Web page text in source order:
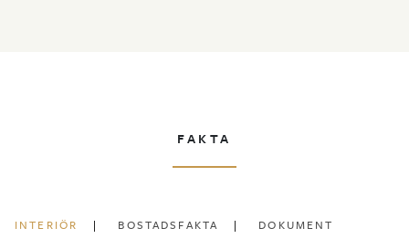
FAKTA
INTERIÖR BOSTADSFAKTA DOKUMENT